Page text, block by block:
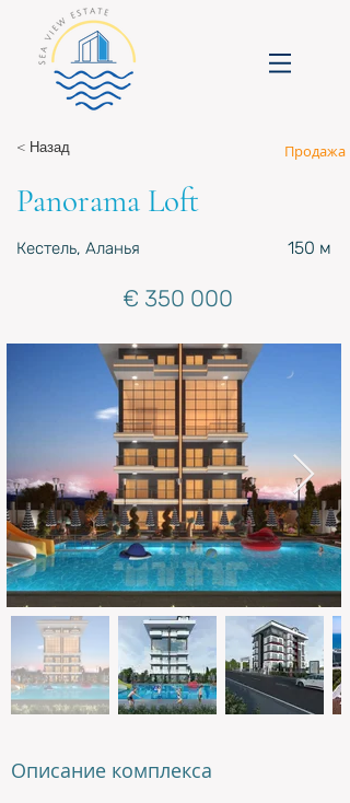
< Назад Продажа
Panorama Loft
Кестель, Аланья 150 м
€ 350 000
Описание комплекса